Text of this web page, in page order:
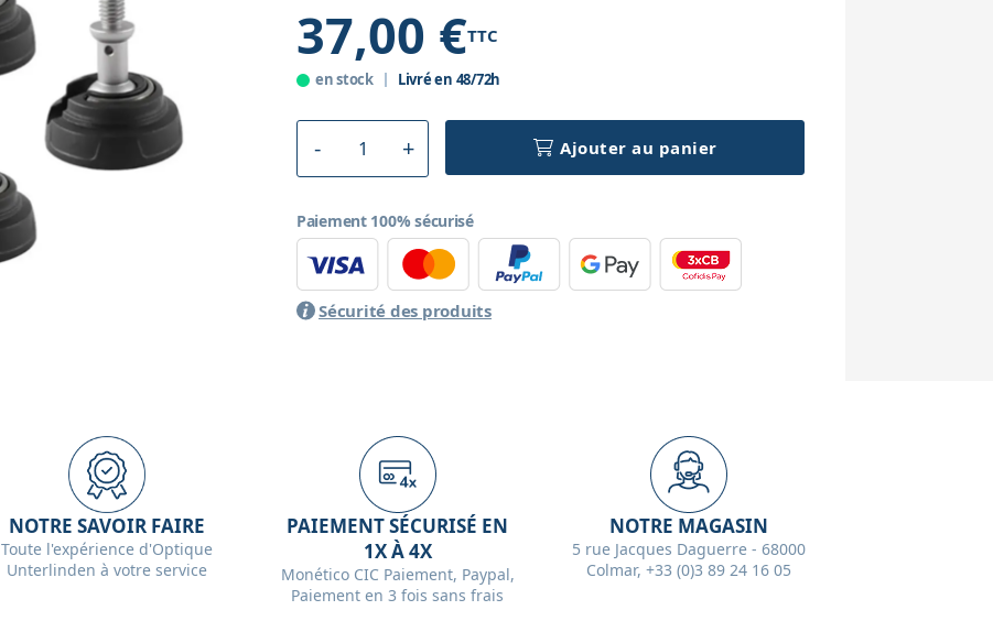
37,00 €TTC
en stock Livré en 48/72h
Ajouter au panier
Paiement 100% sécurisé
Sécurité des produits
NOTRE SAVOIR FAIRE
Toute l'expérience d'Optique
Unterlinden à votre service
PAIEMENT SÉCURISÉ EN
1X À 4X
Monético CIC Paiement, Paypal,
Paiement en 3 fois sans frais
NOTRE MAGASIN
5 rue Jacques Daguerre - 68000
Colmar, +33 (0)3 89 24 16 05